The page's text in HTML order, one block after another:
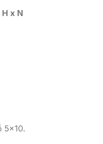
x N
5×10.